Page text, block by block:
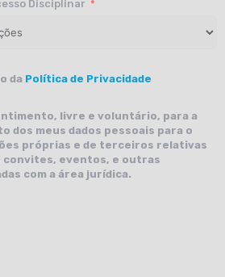
Disciplinar
da Política de Privacidade
livre e voluntário, para a
dos meus dados pessoais para o
próprias e de terceiros relativas
convites, eventos, e outras
com a área jurídica.